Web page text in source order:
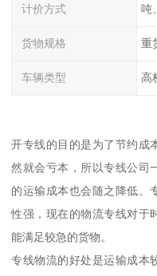
计价方式 吨
货物规格 重
车辆类型 高
开专线的目的是为了节约成
然就会亏本，所以专线公司
的运输成本也会随之降低。
性强，现在的物流专线对于
能满足较急的货物。
专线物流的好处是运输成本